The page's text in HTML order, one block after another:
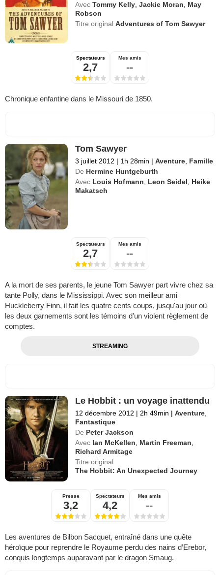
Avec Tommy Kelly ,Jackie Moran
May
Robson
Titre originalAdventures of Tom Sawyer
Spectateurs
2,7
Mes amis
--
Chronique enfantine dans le Missouri de 1850.
Tom Sawyer
3 juillet 2012 | 1h 28min | Aventure Famille
De Hermine Huntgeburth
Avec Louis Hofmann Leon Seidel
Heike
Makatsch
Spectateurs
2,7
Mes amis
--
A la mort de ses parents, le jeune Tom Sawyer part vivre chez sa
tante Polly, dans le Mississippi. Avec son meilleur ami
Huckleberry Finn, il fait les quatre cents coups, jusqu'au jour où
les deux garnements sont les témoins d'un violent règlement de
comptes.
STREAMING
Le Hobbit : un voyage inattendu
12 décembre 2012 | 2h 49min | Aventure
Fantastique
De Peter Jackson
Avec Ian McKellen Martin Freeman
Richard Armitage
Titre original
The Hobbit: An Unexpected Journey
Presse
3,2
Spectateurs
4,2
Mes amis
--
Les aventures de Bilbon Sacquet, entraîné dans une quête
héroïque pour reprendre le Royaume perdu des nains d’Erebor,
conquis longtemps auparavant par le dragon Smaug.